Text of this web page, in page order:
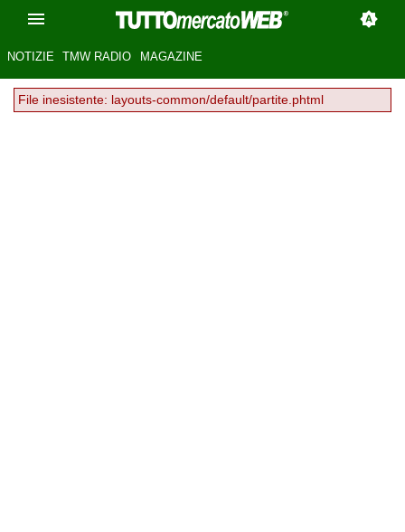
NOTIZIE TMW RADIO MAGAZINE
File inesistente: layouts-common/default/partite.phtml